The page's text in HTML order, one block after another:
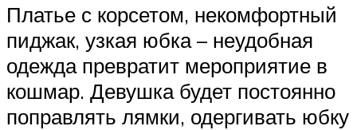
Платье с корсетом, некомфортный
пиджак, узкая юбка – неудобная
одежда превратит мероприятие в
кошмар. Девушка будет постоянно
поправлять лямки, одергивать юбку